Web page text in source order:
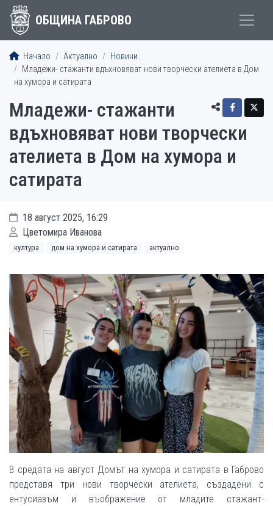
ОБЩИНА ГАБРОВО
Начало Актуално
Новини
Младежи- стажанти вдъхновяват нови творчески ателиета в Дом
на хумора и сатирата
Младежи- стажанти
вдъхновяват нови творчески
ателиета в Дом на хумора и
сатирата
18 август 2025, 16:29
Цветомира Иванова
култура дом на хумора и сатирата актуално
В средата на август Домът на хумора и сатирата в Габрово
представя три нови творчески ателиета, създадени с
ентусиазъм и въображение от младите стажант-